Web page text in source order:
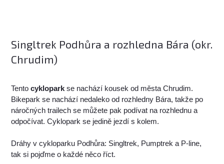
Singltrek Podhůra a rozhledna Bára (okr.
Chrudim)
Tentocyklopark se nachází kousek od města Chrudim.
Bikepark se nachází nedaleko od rozhledny Bára, takže po
náročných trailech se můžete pak podívat na rozhlednu a
odpočívat. Cyklopark se jedině jezdí s kolem.
Dráhy v cykloparku Podhůra: Singltrek, Pumptrek a P-line,
tak si pojďme o každé něco říct.